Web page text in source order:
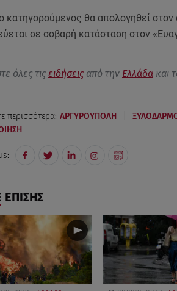
κατηγορούμενος θα απολογηθεί στον
σε σοβαρή κατάσταση στον
όλες τις ειδήσειςαπό την Ελλάδακαι
περισσότερα: ΑΡΓΥΡΟΥΠΟΛΗ
ΕΠΙΣΗΣ